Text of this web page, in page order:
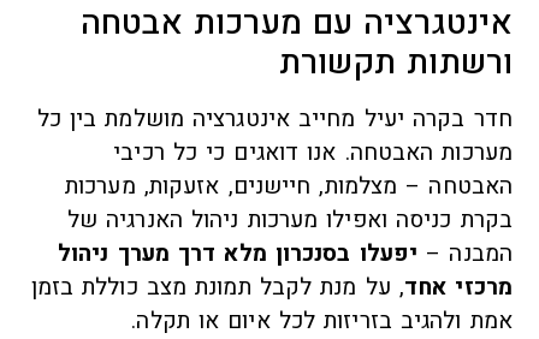
אינטגרציה עם מערכות אבטחה
ורשתות תקשורת
חדר בקרה יעיל מחייב אינטגרציה מושלמת בין כל
מערכות האבטחה. אנו דואגים כי כל רכיבי
האבטחה – מצלמות, חיישנים, אזעקות, מערכות
בקרת כניסה ואפילו מערכות ניהול האנרגיה של
המבנה – יפעלו בסנכרון מלא דרך מערך ניהול
מרכזי אחד, על מנת לקבל תמונת מצב כוללת בזמן
אמת ולהגיב בזריזות לכל איום או תקלה.